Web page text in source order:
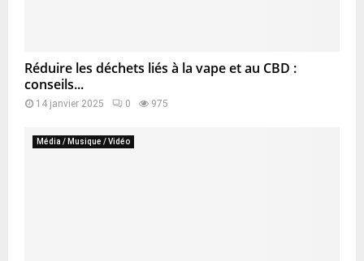
Réduire les déchets liés à la vape et au CBD :
conseils...
14 janvier 2025 0 975
Média / Musique / Vidéo